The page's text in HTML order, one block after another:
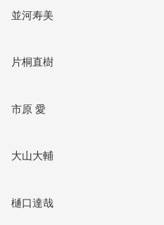
並河寿美
片桐直樹
市原 愛
大山大輔
樋口達哉